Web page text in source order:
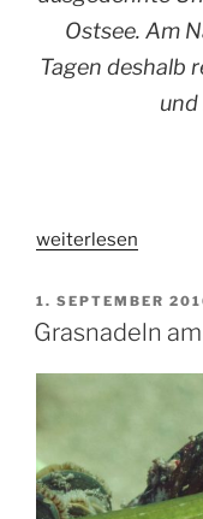
Ostsee. Am
Tagen deshalb
und
„Keiner
100“
weiterlesen
VERÖFFENTLICHT
AM
1. SEPTEMBER
Grasnadeln